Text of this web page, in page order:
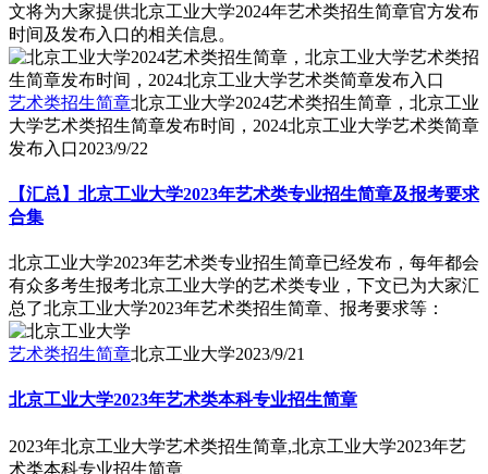
文将为大家提供北京工业大学2024年艺术类招生简章官方发布
时间及发布入口的相关信息。
艺术类招生简章北京工业大学2024艺术类招生简章，北京工业
大学艺术类招生简章发布时间，2024北京工业大学艺术类简章
发布入口2023/9/22
【汇总】北京工业大学2023年艺术类专业招生简章及报考要求
合集
北京工业大学2023年艺术类专业招生简章已经发布，每年都会
有众多考生报考北京工业大学的艺术类专业，下文已为大家汇
总了北京工业大学2023年艺术类招生简章、报考要求等：
艺术类招生简章北京工业大学2023/9/21
北京工业大学2023年艺术类本科专业招生简章
2023年北京工业大学艺术类招生简章,北京工业大学2023年艺
术类本科专业招生简章